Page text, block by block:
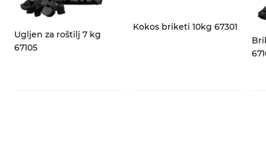
Ugljen za roštilj 7 kg
67105
Kokos briketi 10kg 67301